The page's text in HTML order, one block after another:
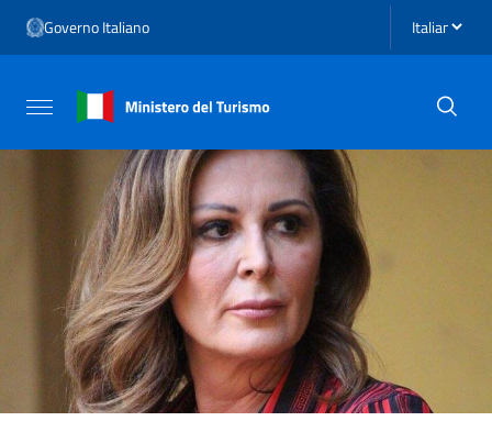
Vai al menu di navigazione
Vai al footer
Governo Italiano Seleziona
Attiva / disattiva la navigazione